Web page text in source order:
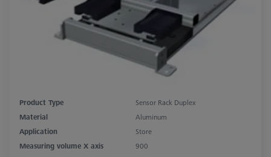
Product Type
Sensor Rack Duplex
Material
Aluminum
Application
Store
Measuring volume X axis
900